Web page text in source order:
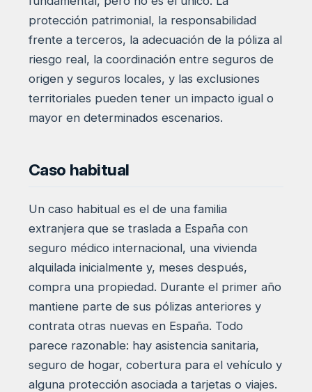
protección patrimonial, la responsabilidad
frente a terceros, la adecuación de la póliza al
riesgo real, la coordinación entre seguros de
origen y seguros locales, y las exclusiones
territoriales pueden tener un impacto igual o
mayor en determinados escenarios.
Caso habitual
Un caso habitual es el de una familia
extranjera que se traslada a España con
seguro médico internacional, una vivienda
alquilada inicialmente y, meses después,
compra una propiedad. Durante el primer año
mantiene parte de sus pólizas anteriores y
contrata otras nuevas en España. Todo
parece razonable: hay asistencia sanitaria,
seguro de hogar, cobertura para el vehículo y
alguna protección asociada a tarjetas o viajes.